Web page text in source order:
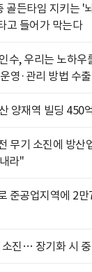
골든타임 지키는 '
고 들어가 막는다
수, 우리는 노하
영·관리 방법 수출
양재역 빌딩 450
무기 소진에 방
라"
준공업지역에 2
진… 장기화 시